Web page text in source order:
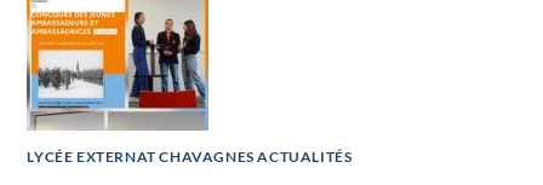
LYCÉE EXTERNAT CHAVAGNES ACTUALITÉS